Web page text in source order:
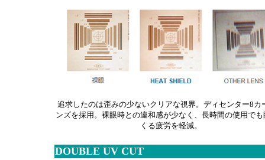
追求したのは歪みの少ないクリアな視界。ディセンター8カ
ンズを採用。裸眼時との違和感が少なく、長時間の使用でも
くる疲労を軽減。
DOUBLE UV CUT